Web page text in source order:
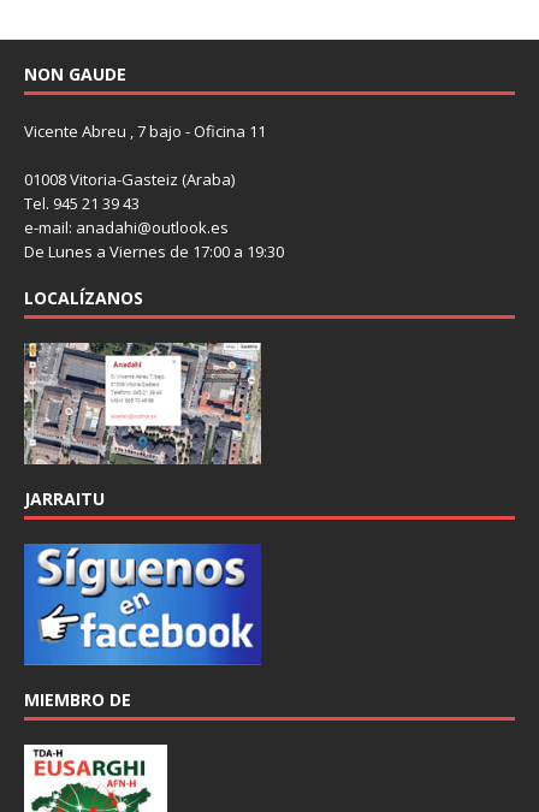
NON GAUDE
Vicente Abreu , 7 bajo - Oficina 11
01008 Vitoria-Gasteiz (Araba)
Tel. 945 21 39 43
e-mail: anadahi@outlook.es
De Lunes a Viernes de 17:00 a 19:30
LOCALÍZANOS
JARRAITU
MIEMBRO DE